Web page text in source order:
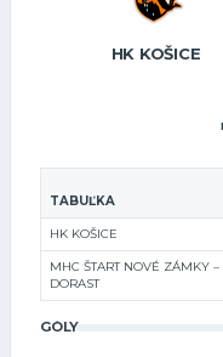
HK KOŠICE
TABUĽKA
HK KOŠICE
MHC ŠTART NOVÉ ZÁMKY
DORAST
GÓLY